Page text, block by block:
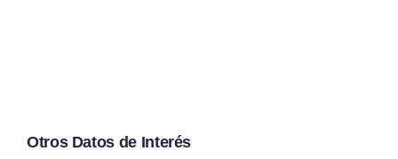
Otros Datos de Interés